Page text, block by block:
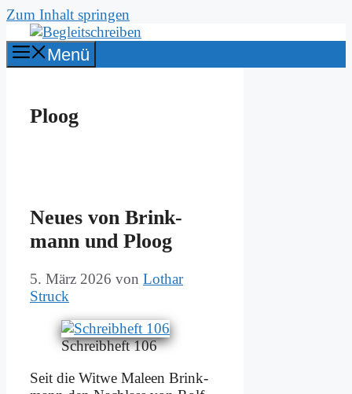
Zum Inhalt springen
Menü
Ploog
Neu­es von Brink­
mann und Ploog
5. März 2026 von Lothar
Struck
Schreib­heft 106
Seit die Wit­we Ma­leen Brink­